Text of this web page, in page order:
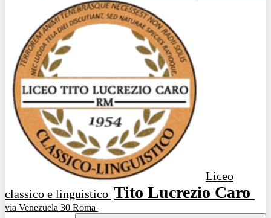
Liceo
classico e linguistico Tito Lucrezio Caro
via Venezuela 30 Roma